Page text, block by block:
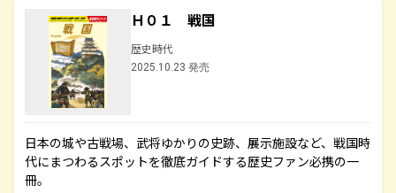
Ｈ０１ 戦国
歴史時代
2025.10.23 発売
日本の城や古戦場、武将ゆかりの史跡、展示施設など、戦国時
代にまつわるスポットを徹底ガイドする歴史ファン必携の一
冊。